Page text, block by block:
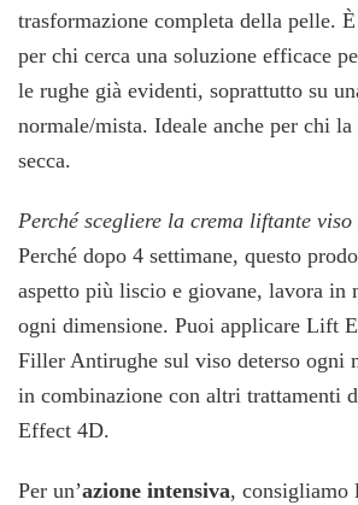
trasformazione completa della pelle.
per chi cerca una soluzione efficace
le rughe già evidenti, soprattutto su
normale/mista. Ideale anche per chi
secca.
Perché scegliere la crema liftante
Perché dopo 4 settimane, questo
aspetto più liscio e giovane, lavora in
ogni dimensione. Puoi applicare Lift
Filler Antirughe sul viso deterso ogni
in combinazione con altri trattamenti
Effect 4D.
Per un’azione intensiva, consigliamo